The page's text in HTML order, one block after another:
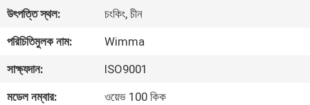
ভিডিও
সম্বন্ধে
উৎপত্তি স্থল:
চংকিং, চীন
পরিচিতিমুলক নাম:
Wimma
সাক্ষ্যদান:
ISO9001
মডেল নম্বার:
ওয়েভ 100 কিক